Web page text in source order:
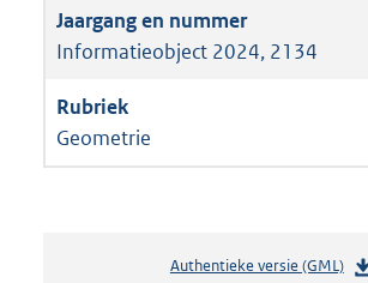
Informatieobject 2024, 2134
Geometrie
Authentieke versie (GML)b